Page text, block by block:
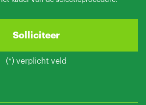
(*) verplicht veld